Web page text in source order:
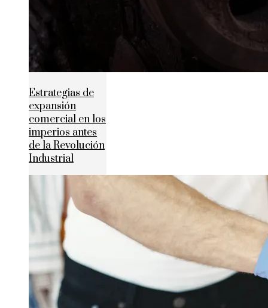
Estrategias de
expansión
comercial en los
imperios antes
de la Revolución
Industrial